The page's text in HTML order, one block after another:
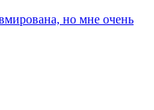
но мне очень